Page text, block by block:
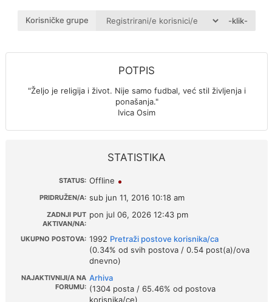
Korisničke grupe -klik-
POTPIS
"Željo je religija i život. Nije samo fudbal, već stil življenja i
ponašanja."
Ivica Osim
STATISTIKA
STATUS: Offline
PRIDRUŽEN/A: sub jun 11, 2016 10:18 am
ZADNJI PUT
AKTIVAN/NA:
pon jul 06, 2026 12:43 pm
UKUPNO POSTOVA: 1992 Pretraži postove korisnika/ca
(0.34% od svih postova / 0.54 post(a)/ova
dnevno)
NAJAKTIVNIJI/A NA
FORUMU:
Arhiva
(1304 posta / 65.46% od postova
korisnika/ce)